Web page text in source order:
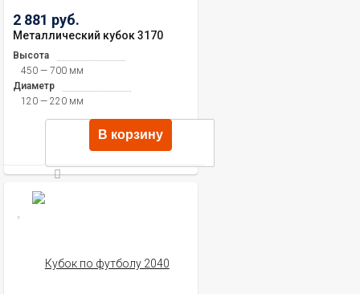
2 881 руб.
Металлический кубок 3170
Высота
450 — 700 мм
Диаметр
120 — 220 мм
В корзину